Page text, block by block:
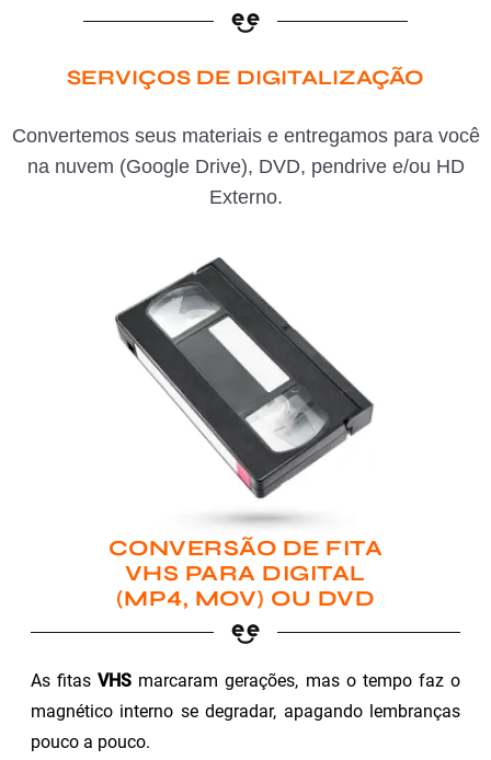
SERVIÇOS DE DIGITALIZAÇÃO
Convertemos seus materiais e entregamos para você
na nuvem (Google Drive), DVD, pendrive e/ou HD
Externo.
CONVERSÃO DE FITA
VHS PARA DIGITAL
(MP4, MOV) OU DVD
As fitasVHS marcaram gerações, mas o tempo faz o
magnético interno se degradar, apagando lembranças
pouco a pouco.